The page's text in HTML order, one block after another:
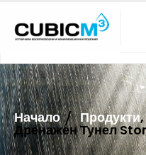
Начало Продукти,
Дренажен Тунел